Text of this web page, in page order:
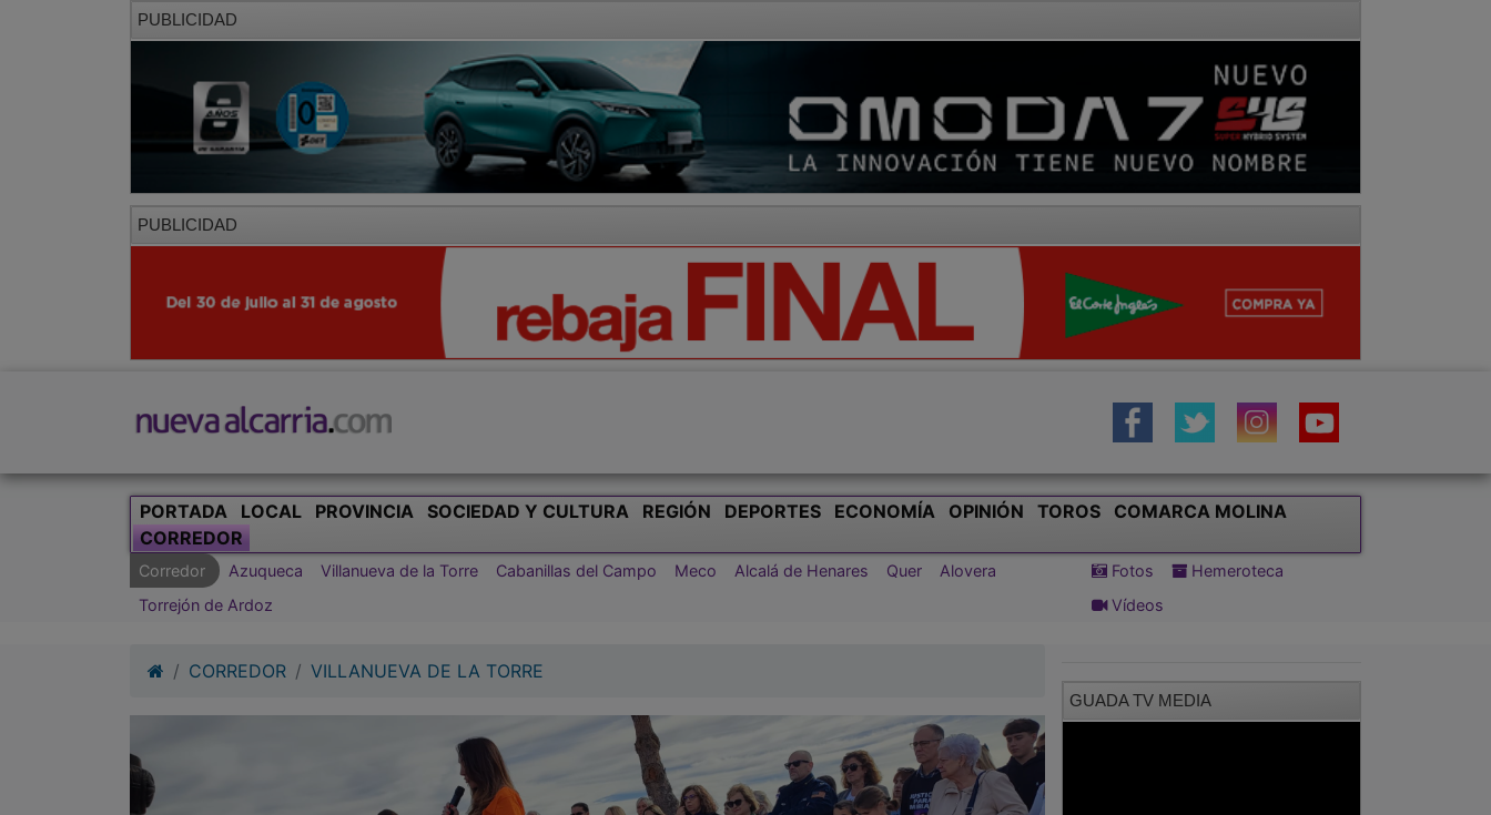
PUBLICIDAD
PUBLICIDAD
PORTADA LOCAL PROVINCIA SOCIEDAD Y CULTURA REGIÓN DEPORTES ECONOMÍA OPINIÓN TOROS
COMARCA MOLINA
CORREDOR
Corredor Azuqueca Villanueva de la Torre Cabanillas del Campo Meco Alcalá de Henares Quer
Alovera
Torrejón de Ardoz
Fotos
Hemeroteca
Vídeos
CORREDOR VILLANUEVA DE LA TORRE
GUADA TV MEDIA